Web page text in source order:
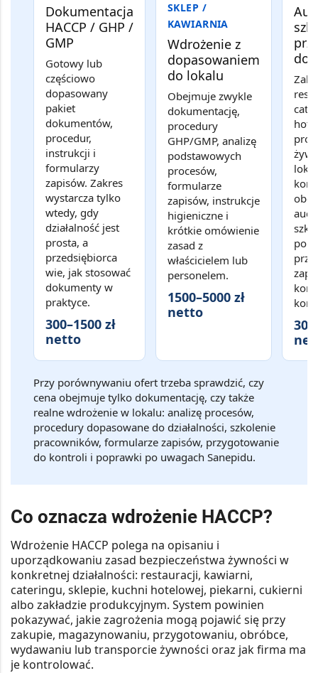
Dokumentacja
HACCP / GHP /
GMP
Gotowy lub
częściowo
dopasowany
pakiet
dokumentów,
procedur,
instrukcji i
formularzy
zapisów. Zakres
wystarcza tylko
wtedy, gdy
działalność jest
prosta, a
przedsiębiorca
wie, jak stosować
dokumenty w
praktyce.
300–1500 zł
netto
SKLEP /
KAWIARNIA
Wdrożenie z
dopasowaniem
do lokalu
Obejmuje zwykle
dokumentację,
procedury
GHP/GMP, analizę
podstawowych
procesów,
formularze
zapisów, instrukcje
higieniczne i
krótkie omówienie
zasad z
właścicielem lub
personelem.
1500–5000 zł
netto
do
Przy porównywaniu ofert trzeba sprawdzić, czy
cena obejmuje tylko dokumentację, czy także
realne wdrożenie w lokalu: analizę procesów,
procedury dopasowane do działalności, szkolenie
pracowników, formularze zapisów, przygotowanie
do kontroli i poprawki po uwagach Sanepidu.
Co oznacza wdrożenie HACCP?
Wdrożenie HACCP polega na opisaniu i
uporządkowaniu zasad bezpieczeństwa żywności w
konkretnej działalności: restauracji, kawiarni,
cateringu, sklepie, kuchni hotelowej, piekarni, cukierni
albo zakładzie produkcyjnym. System powinien
pokazywać, jakie zagrożenia mogą pojawić się przy
zakupie, magazynowaniu, przygotowaniu, obróbce,
wydawaniu lub transporcie żywności oraz jak firma ma
je kontrolować.